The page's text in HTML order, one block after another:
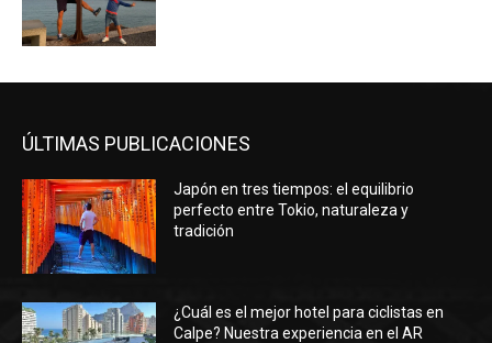
ÚLTIMAS PUBLICACIONES
Japón en tres tiempos: el equilibrio
perfecto entre Tokio, naturaleza y
tradición
¿Cuál es el mejor hotel para ciclistas en
Calpe? Nuestra experiencia en el AR